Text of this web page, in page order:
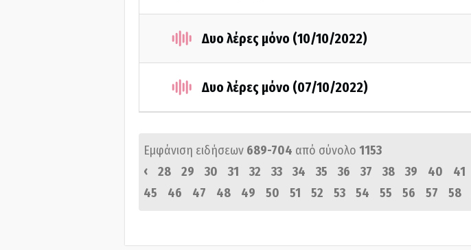
Δυο λέρες μόνο (10/10/2022)
Δυο λέρες μόνο (07/10/2022)
Εμφάνιση ειδήσεων 689-704 από σύνολο 1153
‹
28 29 30 31 32 33 34 35 36 37 38 39 40 41
45
46 47 48 49 50 51 52 53 54 55 56 57 58